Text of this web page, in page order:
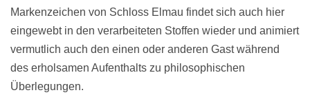
Markenzeichen von Schloss Elmau findet sich auch hier
eingewebt in den verarbeiteten Stoffen wieder und animiert
vermutlich auch den einen oder anderen Gast während
des erholsamen Aufenthalts zu philosophischen
Überlegungen.